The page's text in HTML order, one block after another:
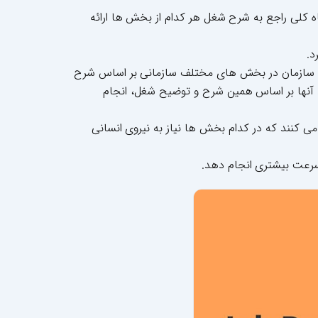
کلی راجع به شرح شغل هر کدام از بخش ها ارائه
سازمان در بخش های مختلف سازمانی بر اساس شرح
آنها بر اساس همین شرح و توضیح شغل، انجام
کنند که در کدام بخش ها نیاز به نیروی انسانی
سرعت بیشتری انجام دهد.